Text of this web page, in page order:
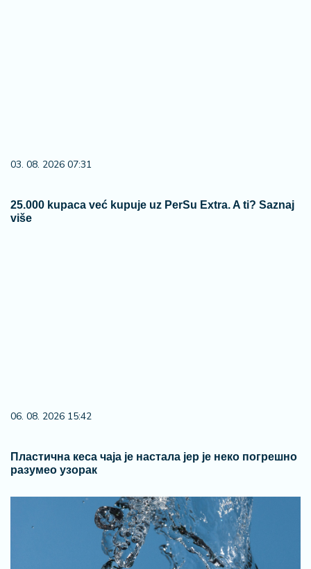
03. 08. 2026 07:31
25.000 kupaca već kupuje uz PerSu Extra. A ti? Saznaj
više
06. 08. 2026 15:42
Пластична кеса чаја је настала јер је неко погрешно
разумео узорак